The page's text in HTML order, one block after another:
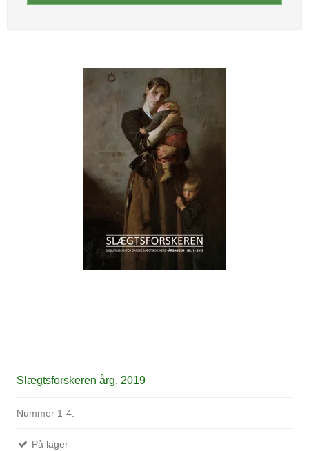
Slægtsforskeren årg. 2019
Nummer 1-4.
På lager